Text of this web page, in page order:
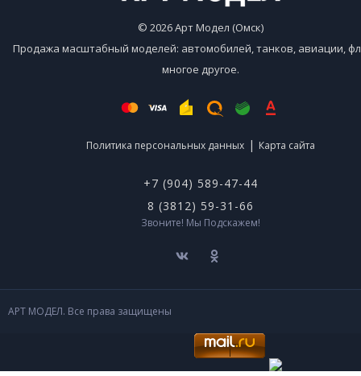
© 2026 Арт Модел (Омск)
Продажа масштабный моделей: автомобилей, танков, авиации,
многое другое.
Политика персональных данных | Карта сайта
+7 (904) 589-47-44
8 (3812) 59-31-66
Звоните! Мы Подскажем!
АРТ МОДЕЛ. Все права защищены